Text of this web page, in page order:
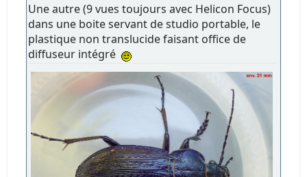
Une autre (9 vues toujours avec Helicon Focus)
dans une boite servant de studio portable, le
plastique non translucide faisant office de
diffuseur intégré